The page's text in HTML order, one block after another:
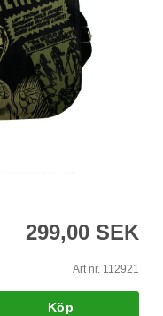
299,00 SEK
Art nr. 112921
Köp